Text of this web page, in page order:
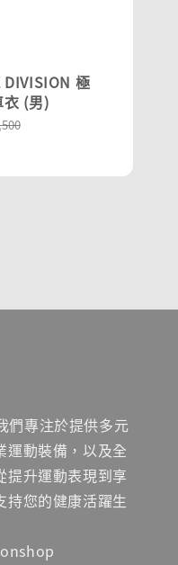
DIVISION 極
衣 (男)
專注於提供多元
運動裝備，以及全
提升運動表現到享
持您的健康活躍生